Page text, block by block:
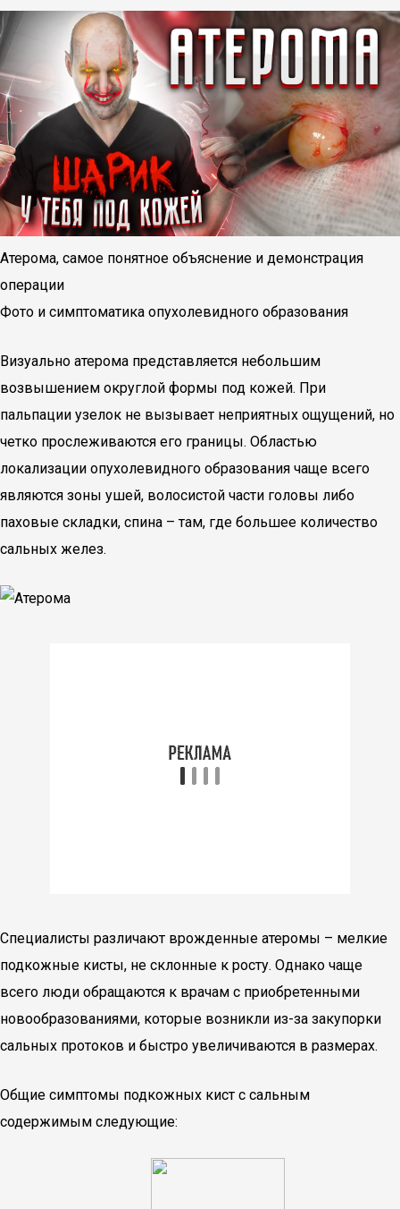
Атерома, самое понятное объяснение и демонстрация
операции
Фото и симптоматика опухолевидного образования
Визуально атерома представляется небольшим
возвышением округлой формы под кожей. При
пальпации узелок не вызывает неприятных ощущений, но
четко прослеживаются его границы. Областью
локализации опухолевидного образования чаще всего
являются зоны ушей, волосистой части головы либо
паховые складки, спина – там, где большее количество
сальных желез.
Специалисты различают врожденные атеромы – мелкие
подкожные кисты, не склонные к росту. Однако чаще
всего люди обращаются к врачам с приобретенными
новообразованиями, которые возникли из-за закупорки
сальных протоков и быстро увеличиваются в размерах.
Общие симптомы подкожных кист с сальным
содержимым следующие: